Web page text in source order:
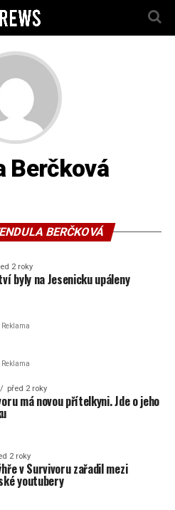
Berčková
BERČKOVÁ
2 roky
byly na Jesenicku upáleny
Reklama
Reklama
před 2 roky
má novou přítelkyni. Jde o jeho
2 roky
v Survivoru zařadil mezi
youtubery